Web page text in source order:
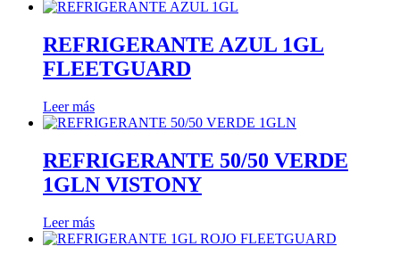
REFRIGERANTE AZUL 1GL
FLEETGUARD
Leer más
REFRIGERANTE 50/50 VERDE
1GLN VISTONY
Leer más